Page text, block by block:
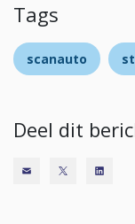
Tags
scanauto
Deel dit